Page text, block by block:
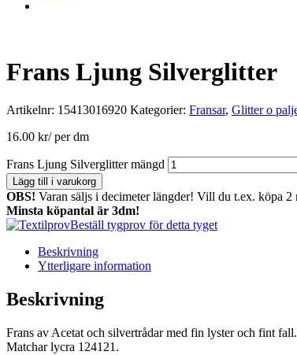
Frans Ljung Silverglitter
Artikelnr: 15413016920 Kategorier: Fransar, Glitter o
16.00 kr/ per dm
Frans Ljung Silverglitter mängd
Lägg till i varukorg
OBS! Varan säljs i decimeter längder! Vill du t.ex. köpa 2
Minsta köpantal är 3dm!
Beställ tygprov för detta tyget
Beskrivning
Ytterligare information
Beskrivning
Frans av Acetat och silvertrådar med fin lyster och fint
Matchar lycra 124121.